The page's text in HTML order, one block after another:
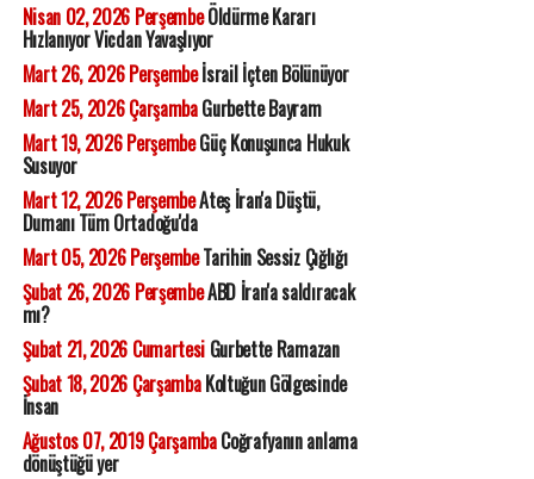
Nisan 02, 2026 PerşembeÖldürme Kararı
Hızlanıyor Vicdan Yavaşlıyor
Mart 26, 2026 Perşembeİsrail İçten Bölünüyor
Mart 25, 2026 ÇarşambaGurbette Bayram
Mart 19, 2026 PerşembeGüç Konuşunca Hukuk
Susuyor
Mart 12, 2026 PerşembeAteş İran'a Düştü,
Dumanı Tüm Ortadoğu'da
Mart 05, 2026 PerşembeTarihin Sessiz Çığlığı
Şubat 26, 2026 PerşembeABD İran'a saldıracak
mı?
Şubat 21, 2026 CumartesiGurbette Ramazan
Şubat 18, 2026 ÇarşambaKoltuğun Gölgesinde
İnsan
Ağustos 07, 2019 ÇarşambaCoğrafyanın anlama
dönüştüğü yer